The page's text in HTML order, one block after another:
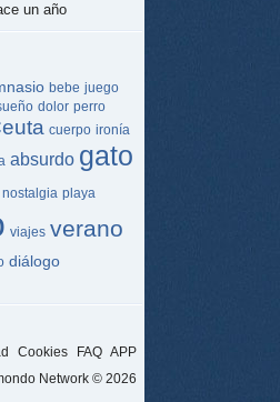
bebe juego
dolor perro
cuerpo ironía
absurdo gato
nostalgia playa
viajes verano
diálogo
Cookies FAQ APP
Network © 2026